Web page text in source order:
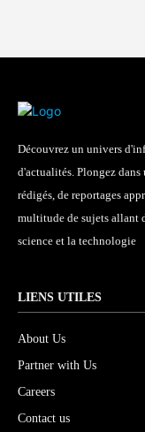
Découvrez un univers
d'actualités. Plongez
rédigés, de reportages
multitude de sujets allant
science et la technologie
LIENS UTILES
About Us
Partner with Us
Careers
Contact us